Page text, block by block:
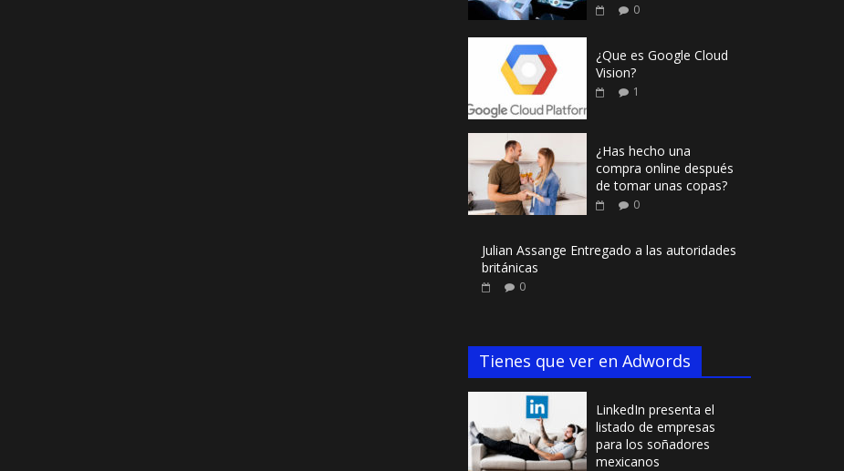
0
¿Que es Google Cloud
Vision?
1
¿Has hecho una
compra online después
de tomar unas copas?
0
Julian Assange Entregado a las autoridades
británicas
0
Tienes que ver en Adwords
LinkedIn presenta el
listado de empresas
para los soñadores
mexicanos